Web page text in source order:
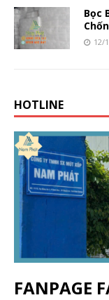
Bọc
12/
HOTLINE
FANPAGE